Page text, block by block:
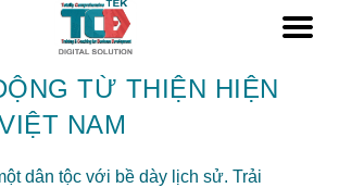
TỪ THIỆN HIỆN
NAM
dân tộc với bề dày lịch sử. Trải